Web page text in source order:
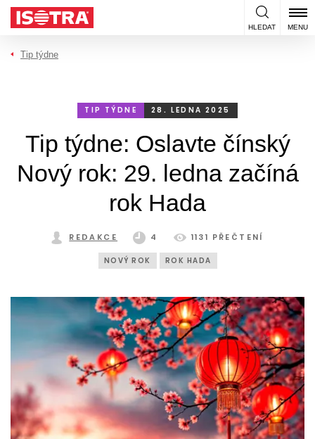
Přeskočit na obsah
HLEDAT MENU
Tip týdne
TIP TÝDNE 28. LEDNA 2025
Tip týdne: Oslavte čínský
Nový rok: 29. ledna začíná
rok Hada
REDAKCE 4 1131 PŘEČTENÍ
NOVÝ ROK ROK HADA